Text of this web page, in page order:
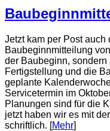
Jetzt kam per Post auch
Baubeginnmitteilung
der Baubeginn, sondern
Fertigstellung und die
geplante
Servicetermin im
Planungen sind für die
jetzt haben wir es mit
schriftlich. [Mehr]